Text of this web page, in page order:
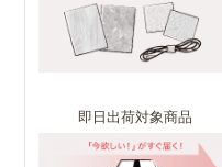
即日出荷対象商品